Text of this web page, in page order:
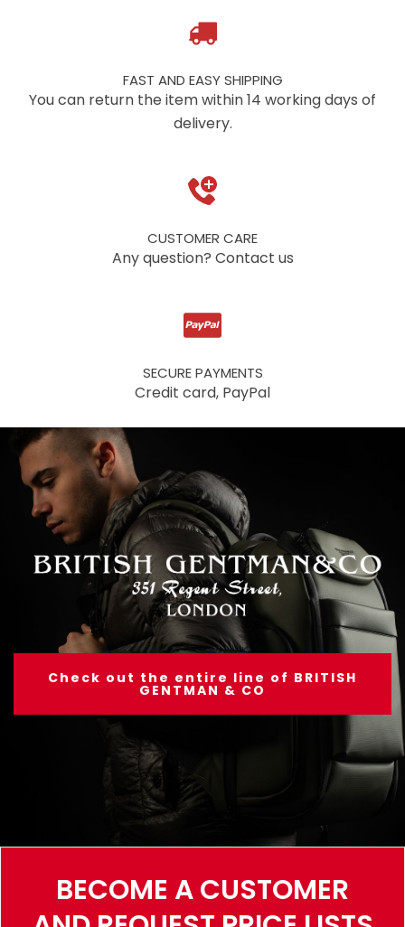
FAST AND EASY SHIPPING
You can return the item within 14 working days of
delivery.
CUSTOMER CARE
Any question? Contact us
SECURE PAYMENTS
Credit card, PayPal
Check out the entire line of BRITISH
GENTMAN & CO
BECOME A CUSTOMER